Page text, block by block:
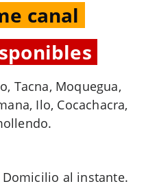
canal
Tacna, Moquegua,
Ilo, Cocachacra,
al instante.